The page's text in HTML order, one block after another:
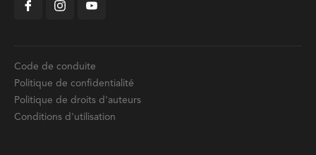
Code de conduite
Politique de confidentialité
Politique de droits d'auteurs
Conditions d'utilisation